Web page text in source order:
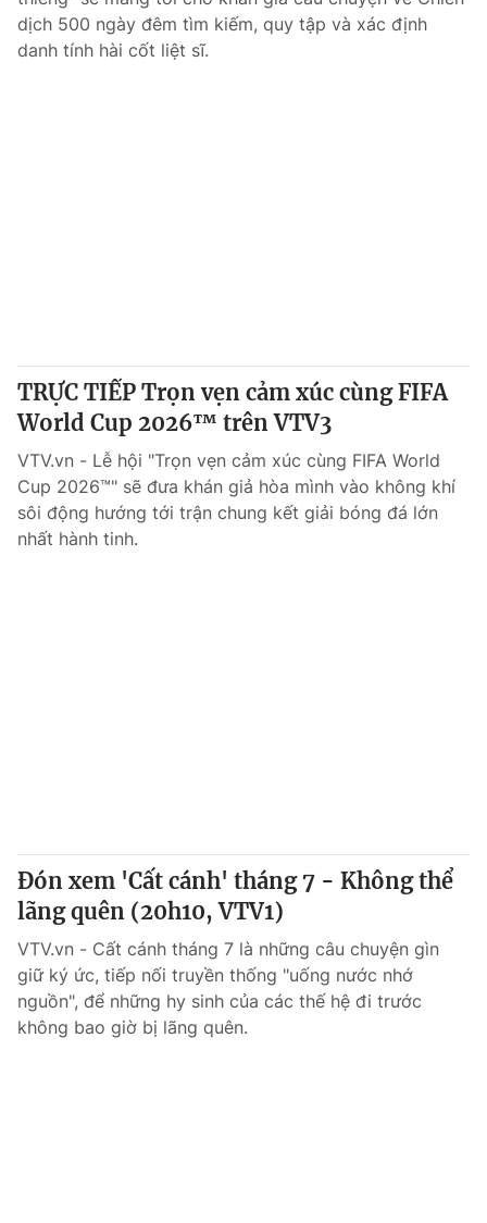
dịch 500 ngày đêm tìm kiếm, quy tập và xác định
danh tính hài cốt liệt sĩ.
TRỰC TIẾP Trọn vẹn cảm xúc cùng FIFA
World Cup 2026™ trên VTV3
VTV.vn - Lễ hội "Trọn vẹn cảm xúc cùng FIFA World
Cup 2026™" sẽ đưa khán giả hòa mình vào không khí
sôi động hướng tới trận chung kết giải bóng đá lớn
nhất hành tinh.
Đón xem 'Cất cánh' tháng 7 - Không thể
lãng quên (20h10, VTV1)
VTV.vn - Cất cánh tháng 7 là những câu chuyện gìn
giữ ký ức, tiếp nối truyền thống "uống nước nhớ
nguồn", để những hy sinh của các thế hệ đi trước
không bao giờ bị lãng quên.